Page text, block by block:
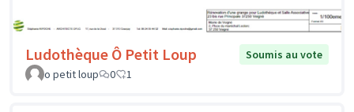
Ludothèque Ô Petit Loup
Soumis au vote
o petit loup
0 1